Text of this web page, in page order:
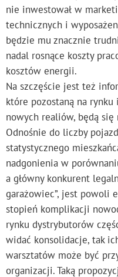
nie inwestował w
technicznych i
będzie mu znacznie
nadal rosnące koszty
kosztów energii.
Na szczęście jest też
które pozostaną na
nowych realiów, będą się
Odnośnie do liczby
statystycznego
nadgonienia w
a główny konkurent
garażowiec”, jest powoli
stopień komplikacji
rynku dystrybutorów
widać konsolidacje, tak
warsztatów może być
organizacji. Taką